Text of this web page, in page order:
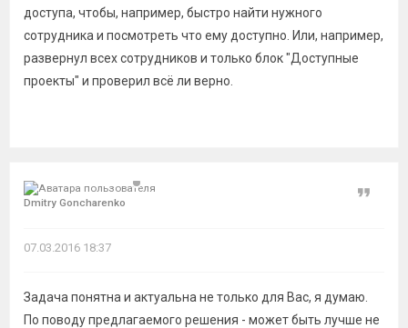
доступа, чтобы, например, быстро найти нужного
сотрудника и посмотреть что ему доступно. Или, например,
развернул всех сотрудников и только блок "Доступные
проекты" и проверил всё ли верно.
Dmitry Goncharenko
Цитата
07.03.2016 18:37
Задача понятна и актуальна не только для Вас, я думаю.
По поводу предлагаемого решения - может быть лучше не